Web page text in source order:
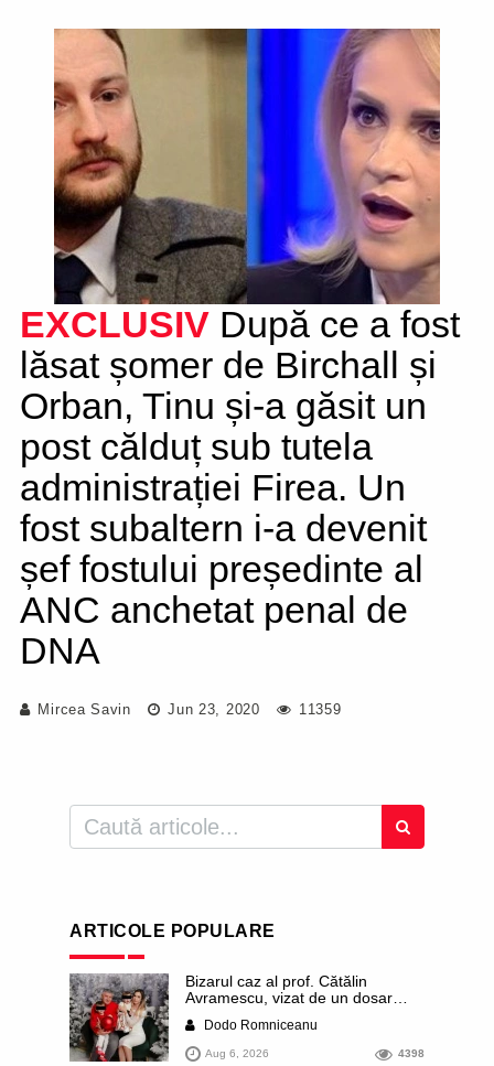
EXCLUSIV După ce a fost
lăsat șomer de Birchall și
Orban, Tinu și-a găsit un
post călduț sub tutela
administrației Firea. Un
fost subaltern i-a devenit
șef fostului președinte al
ANC anchetat penal de
DNA
Mircea Savin Jun 23, 2020 11359
ARTICOLE POPULARE
Bizarul caz al prof. Cătălin
Avramescu, vizat de un dosar
infantilă”. Miroase a execuție
stalinistă. Cea mai imundă parte a
Dodo Romniceanu
Aug 6, 2026 4398